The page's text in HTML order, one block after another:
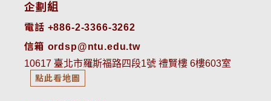
企劃組
電話 +886-2-3366-3262
信箱 ordsp@ntu.edu.tw
10617 臺北市羅斯福路四段1號 禮賢樓 6樓603室
點此看地圖